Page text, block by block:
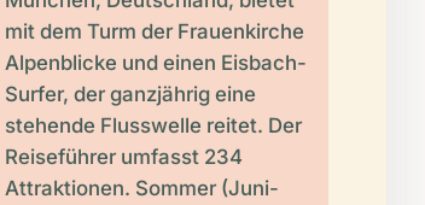
mit dem Turm der Frauenkirche
Alpenblicke und einen Eisbach-
Surfer, der ganzjährig eine
stehende Flusswelle reitet. Der
Reiseführer umfasst 234
Attraktionen. Sommer (Juni-